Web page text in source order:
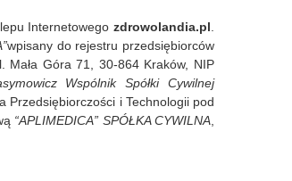
Internetowego zdrowolandia.pl
wpisany do rejestru przedsiębiorców
Mała Góra 71, 30-864 Kraków, NIP
Wspólnik Spółki Cywilnej
Przedsiębiorczości i Technologii pod
“APLIMEDICA” SPÓŁKA CYWILNA